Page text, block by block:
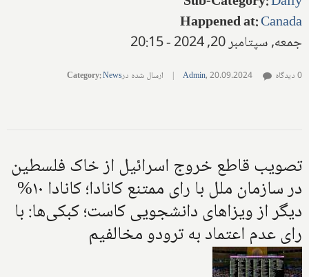
Happened at:Canada
جمعه, سپتامبر 20, 2024 - 20:15
Admin,20.09.2024
| ارسال شده در Category:News 0 دیدگاه
تصویب قاطع خروج اسرائیل از خاک فلسطین
در سازمان ملل با رای ممتنع کانادا؛ کانادا ۱۰%
دیگر از ویزاهای دانشجویی کاست؛ کبکی‌ها: با
رای عدم اعتماد به ترودو مخالفیم